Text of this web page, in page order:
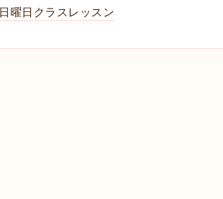
日曜日クラスレッスン